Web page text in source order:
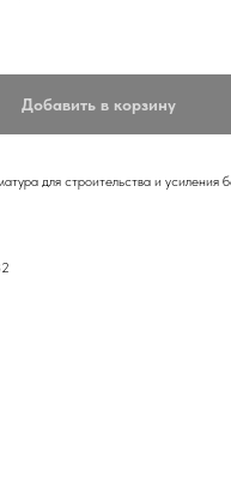
Добавить в корзину
для строительства и усиления